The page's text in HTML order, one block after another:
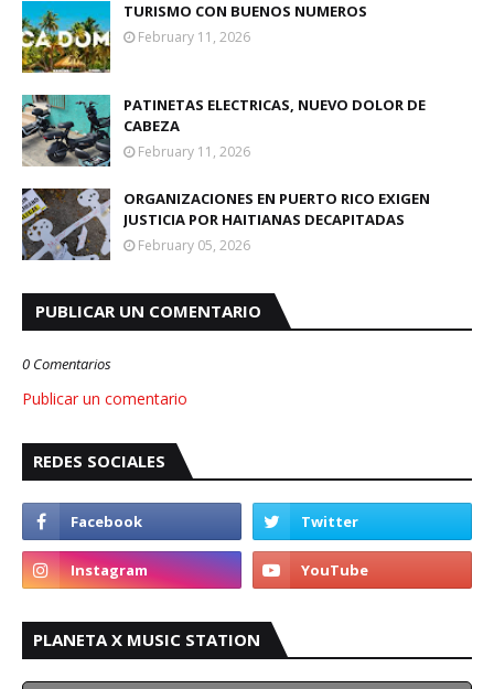
TURISMO CON BUENOS NUMEROS
February 11, 2026
PATINETAS ELECTRICAS, NUEVO DOLOR DE
CABEZA
February 11, 2026
ORGANIZACIONES EN PUERTO RICO EXIGEN
JUSTICIA POR HAITIANAS DECAPITADAS
February 05, 2026
PUBLICAR UN COMENTARIO
0 Comentarios
Publicar un comentario
REDES SOCIALES
PLANETA X MUSIC STATION